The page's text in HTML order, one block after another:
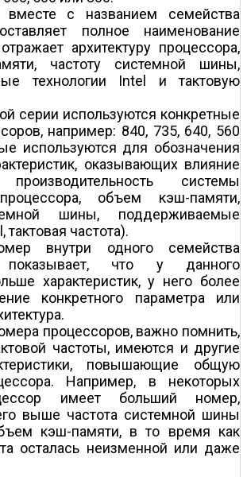
с названием семейства
полное наименование
архитектуру процессора,
частоту системной шины,
технологии Intel и тактовую
серии используются конкретные
например: 840, 735, 640, 560
используются для обозначения
оказывающих влияние
системы
процессора, объем кэш-памяти,
шины, поддерживаемые
тактовая частота).
внутри одного семейства
показывает, что у данного
характеристик, у него более
конкретного параметра или
процессоров, важно помнить,
частоты, имеются и другие
повышающие общую
Например, в некоторых
имеет больший номер,
выше частота системной шины
кэш-памяти, в то время как
осталась неизменной или даже